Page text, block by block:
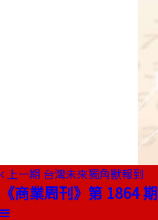
上一期 台灣未來獨角獸報到
《商業周刊》第 1864 期